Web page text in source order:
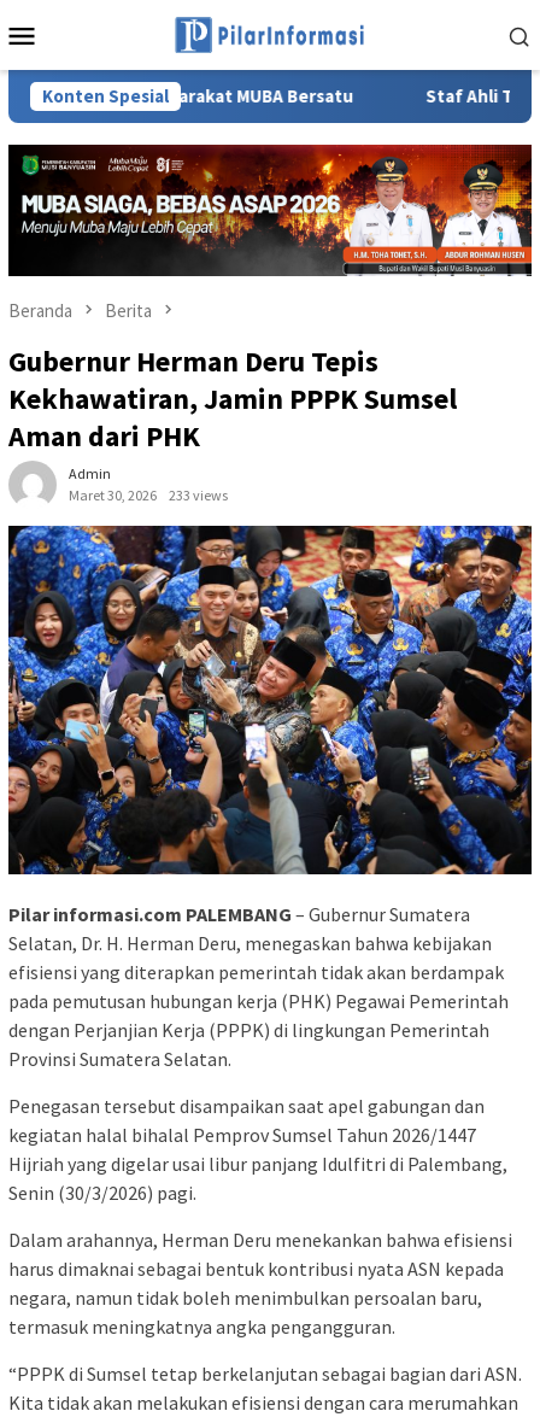
ke
Mobile
Konten Spesial
MUBA Bersatu Staf Ahli TP PKK Sumsel
Beranda Berita
Gubernur Herman Deru Tepis
Kekhawatiran, Jamin PPPK Sumsel
Aman dari PHK
Admin
Maret 30, 2026
233 views
Pilar informasi.com PALEMBANG – Gubernur Sumatera
Selatan, Dr. H. Herman Deru, menegaskan bahwa kebijakan
efisiensi yang diterapkan pemerintah tidak akan berdampak
pada pemutusan hubungan kerja (PHK) Pegawai Pemerintah
dengan Perjanjian Kerja (PPPK) di lingkungan Pemerintah
Provinsi Sumatera Selatan.
Penegasan tersebut disampaikan saat apel gabungan dan
kegiatan halal bihalal Pemprov Sumsel Tahun 2026/1447
Hijriah yang digelar usai libur panjang Idulfitri di Palembang,
Senin (30/3/2026) pagi.
Dalam arahannya, Herman Deru menekankan bahwa efisiensi
harus dimaknai sebagai bentuk kontribusi nyata ASN kepada
negara, namun tidak boleh menimbulkan persoalan baru,
termasuk meningkatnya angka pengangguran.
“PPPK di Sumsel tetap berkelanjutan sebagai bagian dari ASN.
Kita tidak akan melakukan efisiensi dengan cara merumahkan